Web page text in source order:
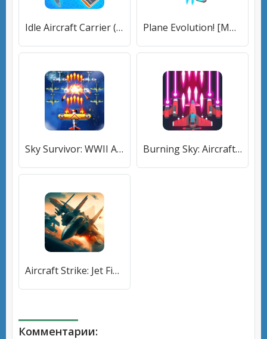
Idle Aircraft Carrier (Айдл Эйркрафт Кэрриер) [МОД Все открыто] APK Android Plane Evolution! [МОД Все открыто] APK Android
Sky Survivor: WWII Aircraft Sh (Скай Сурвайвер) [МОД Premium] APK Android Burning Sky: Aircraft Combat (Бернинг Скай) [МОД Много денег] APK Android
Aircraft Strike: Jet Fighter [МОД Меню] APK Android
Комментарии: